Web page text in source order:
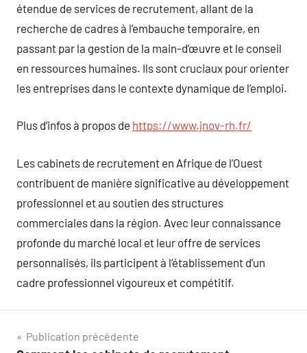
étendue de services de recrutement, allant de la
recherche de cadres à l’embauche temporaire, en
passant par la gestion de la main-d’œuvre et le conseil
en ressources humaines. Ils sont cruciaux pour orienter
les entreprises dans le contexte dynamique de l’emploi.
Plus d’infos à propos de https://www.jnov-rh.fr/
Les cabinets de recrutement en Afrique de l’Ouest
contribuent de manière significative au développement
professionnel et au soutien des structures
commerciales dans la région. Avec leur connaissance
profonde du marché local et leur offre de services
personnalisés, ils participent à l’établissement d’un
cadre professionnel vigoureux et compétitif.
Navigation
Publication précédente